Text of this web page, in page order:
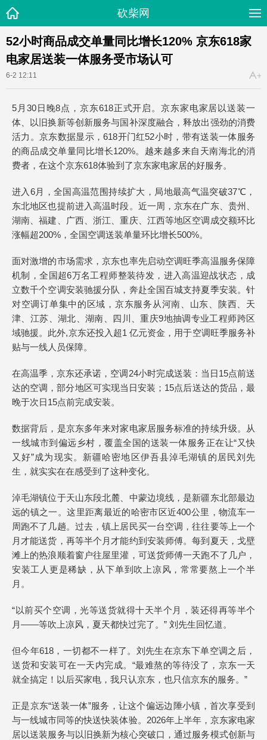
砍柴网
52小时商品成交单量同比增长120% 京东618家
电家居送装一体服务受市场认可
6-2 12:11
5月30日晚8点，京东618正式开启。京东家电家居以送装一
体、以旧换新等创新服务与国补深度融合，释放出强劲的消费
活力。京东数据显示，618开门红52小时，带有送装一体服务
的商品成交单量同比增长120%。越来越多来自天南海北的消
费者，在这个京东618体验到了京东家电家居的好服务。
进入6月，全国高温范围持续扩大，局地最高气温突破37℃，
东北地区也提前进入高温时段。近一周，京东在广东、贵州、
湖南、福建、广西、浙江、重庆、江西等地区空调成交额环比
涨幅超200%，全国空调送装单量环比增长500%。
面对激增的市场需求，京东也率先启动空调旺季高温服务保障
机制，全国超6万名工程师整装待发，进入高温迎战状态，成
立数千个空调安装驰援分队，奔赴全国百城支持夏季安装。针
对空调订单集中的区域，京东服务从河南、山东、陕西、天
津、江苏、湖北、湖南、四川、重庆9地抽调专业工程师跨区
域驰援。此外,京东还投入超1 亿元资金，用于空调旺季服务补
贴与一线人员保障。
在高温季，京东还承诺，空调24小时完成送装：当日15点前送
达的空调，部分地区可实现当日安装；15点后送达的货品，最
晚于次日15点前完成安装。
数据背后，是京东多年来对家电家居服务标准的持续升级。从
一线城市到偏远乡村，覆盖全国的送装一体服务正在让“又快
又好”成为现实。新疆哈密地区伊吾县淖毛湖镇的居民刘先
生，就实实在在感受到了这种变化。
淖毛湖镇位于天山东段北麓、中蒙边境线，是新疆东北部最边
远的镇之一。这里距离最近的哈密市区近400公里，物流车一
周跑不了几趟。过去，镇上居民买一台空调，往往要等上一个
月才能送货，再等半个月才能约到安装师傅。每到夏天，戈壁
滩上的热浪顺着窗户往屋里灌，可送货师傅一天跑不了几户，
安装工人更是稀缺，从下单到吹上凉风，常常要熬上一个半
月。
“以前买个空调，光等送货就得十天半个月，装还得再等半个
月——等吹上凉风，夏天都快过完了。” 刘先生回忆道。
但今年618，一切都不一样了。刘先生在京东下单空调之后，
送货和安装可在一天内完成。“最难熬的等待没了，京东一天
就全搞定！以后买家电，我只认京东，也只信京东的服务。”
正是京东“送装一体”服务，让这个偏远边陲小镇，首次享受到
与一线城市同等的快送快装体验。2026年上半年，京东家电家
居以送装服务与以旧换新为核心突破口，通过服务模式创新与